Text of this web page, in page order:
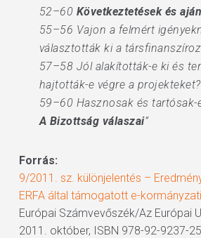
52–60 Következtetések és
55–56 Vajon a felmért
választották ki a
57–58 Jól alakították-e ki és
hajtották-e végre a projekteket?
59–60 Hasznosak és tartósak-
A Bizottság válaszai”
Forrás:
9/2011. sz. különjelentés –
ERFA által támogatott e-
Európai Számvevőszék/Az Európai
2011. október, ISBN 978-92-9237-